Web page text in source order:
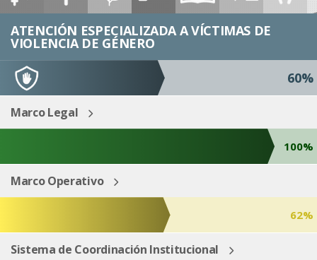
ESP ENG
ATENCIÓN ESPECIALIZADA A VÍCTIMAS DE
VIOLENCIA DE GÉNERO
60%
Marco Legal
100%
Marco Operativo
62%
Sistema de Coordinación Institucional